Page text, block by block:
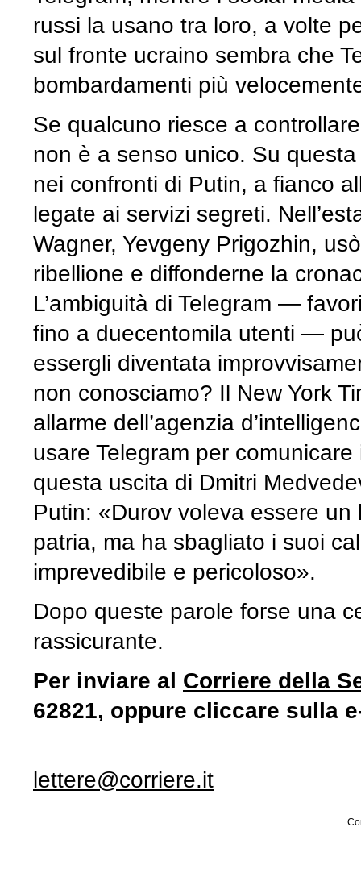
russi la usano tra loro, a volte
sul fronte ucraino sembra che
bombardamenti più
Se qualcuno riesce a
non è a senso unico. Su
nei confronti di Putin, a fianco
legate ai servizi segreti.
Wagner, Yevgeny Prigozhin,
ribellione e diffonderne la
L’ambiguità di Telegram —
fino a duecentomila utenti —
essergli diventata
non conosciamo? Il New York
allarme dell’agenzia
usare Telegram per
questa uscita di Dmitri
Putin: «Durov voleva essere
patria, ma ha sbagliato i suoi
imprevedibile e pericoloso».
Dopo queste parole forse una
rassicurante.
Per inviare al Corriere della
62821, oppure cliccare sulla
lettere@corriere.it